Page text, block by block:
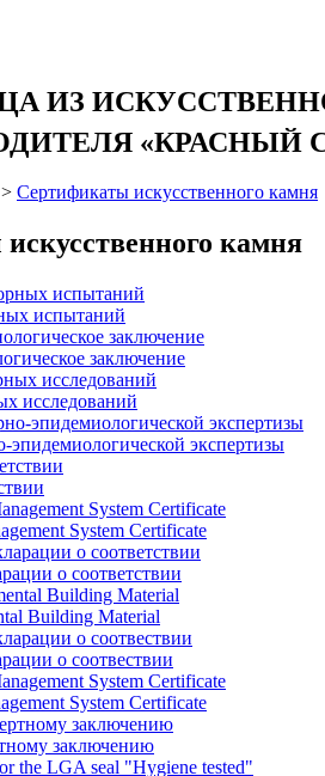
ИЗ
«КРАСНЫЙ
> Сертификаты искусственного камня
камня
испытаний
заключение
исследований
эпидемиологической экспертизы
System Certificate
о соответствии
Building Material
о соотвествии
System Certificate
заключению